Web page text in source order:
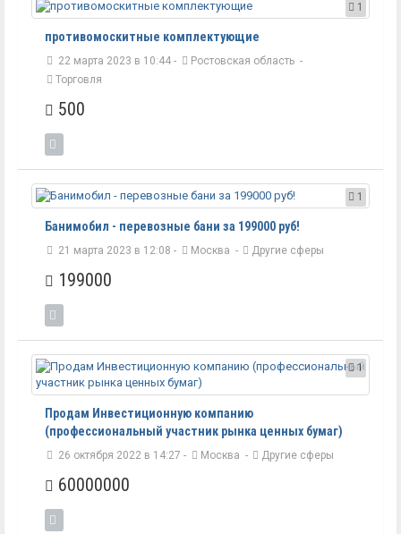
1
противомоскитные комплектующие
22 марта 2023 в 10:44 - Ростовская область -
Торговля
500
1
Банимобил - перевозные бани за 199000 руб!
21 марта 2023 в 12:08 - Москва - Другие сферы
199000
1
Продам Инвестиционную компанию
(профессиональный участник рынка ценных бумаг)
26 октября 2022 в 14:27 - Москва - Другие сферы
60000000